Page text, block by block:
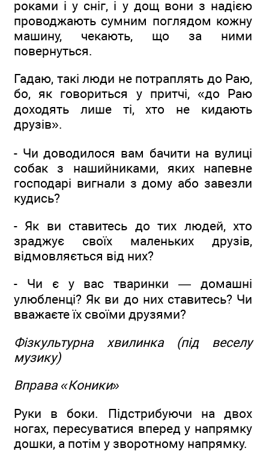
роками і у сніг, і у дощ вони з надією
проводжають сумним поглядом кожну
машину, чекають, що за ними
повернуться.
Гадаю, такі люди не потраплять до Раю,
бо, як говориться у притчі, «до Раю
доходять лише ті, хто не кидають
друзів».
- Чи доводилося вам бачити на вулиці
собак з нашийниками, яких напевне
господарі вигнали з дому або завезли
кудись?
- Як ви ставитесь до тих людей, хто
зраджує своїх маленьких друзів,
відмовляється від них?
- Чи є у вас тваринки — домашні
улюбленці? Як ви до них ставитесь? Чи
вважаєте їх своїми друзями?
Фізкультурна хвилинка (під веселу
музику)
Вправа «Коники»
Руки в боки. Підстрибуючи на двох
ногах, пересуватися вперед у напрямку
дошки, а потім у зворотному напрямку.